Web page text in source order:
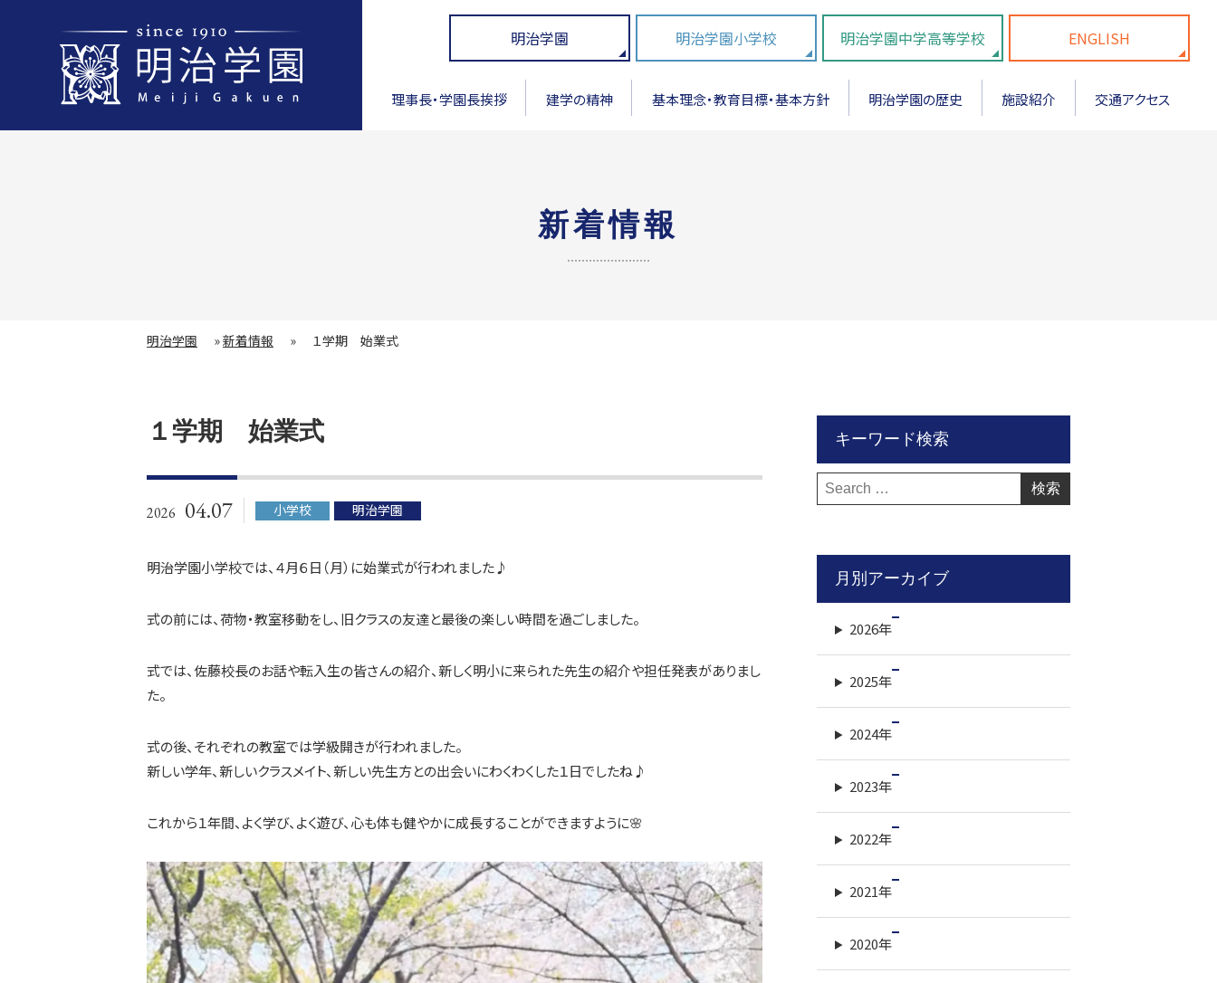
明治学園 明治学園小学校 明治学園中学高等学校 ENGLISH
理事長・学園長挨拶 建学の精神 基本理念・教育目標・基本方針 明治学園の歴史 施設紹介 交通アクセス
新着情報
明治学園 »新着情報 » １学期 始業式
１学期 始業式
2026 04.07 小学校 明治学園
明治学園小学校では、４月６日（月）に始業式が行われました♪
式の前には、荷物・教室移動をし、旧クラスの友達と最後の楽しい時間を過ごしました。
式では、佐藤校長のお話や転入生の皆さんの紹介、新しく明小に来られた先生の紹介や担任発表がありまし
た。
式の後、それぞれの教室では学級開きが行われました。
新しい学年、新しいクラスメイト、新しい先生方との出会いにわくわくした１日でしたね♪
これから１年間、よく学び、よく遊び、心も体も健やかに成長することができますように🌸
キーワード検索
検
索:
月別アーカイブ
2026年
2025年
2024年
2023年
2022年
2021年
2020年